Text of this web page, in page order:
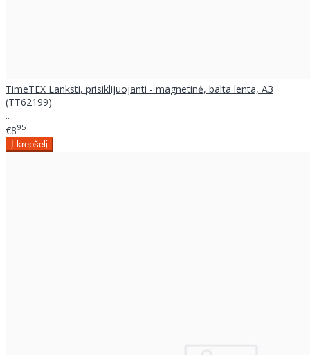
TimeTEX Lanksti, prisiklijuojanti - magnetinė, balta lenta, A3
(TT62199)
..
€895